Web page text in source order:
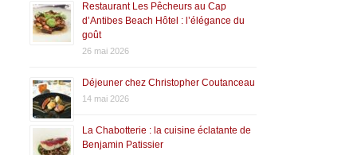
Restaurant Les Pêcheurs au Cap
d’Antibes Beach Hôtel : l’élégance du
goût
26 mai 2026
Déjeuner chez Christopher Coutanceau
14 mai 2026
La Chabotterie : la cuisine éclatante de
Benjamin Patissier